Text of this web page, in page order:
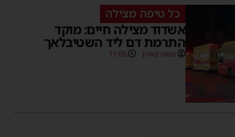
כל טיפה מצילה
אשדוד מצילה חיים: מוקד
התרמת דם ליד השטיבלאך
משה קאהן 11:05